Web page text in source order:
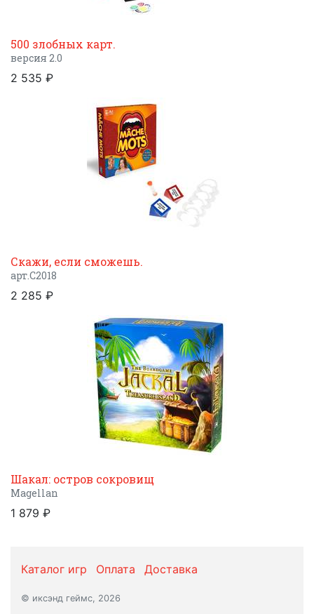
500 злобных карт.
версия 2.0
2 535 ₽
Скажи, если сможешь.
арт.C2018
2 285 ₽
Шакал: остров сокровищ
Magellan
1 879 ₽
Каталог игр Оплата Доставка
© иксэнд геймс, 2026